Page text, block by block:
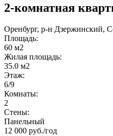
2-комнатная
Оренбург, р-н Дзержинский,
Площадь:
60 м2
Жилая площадь:
35.0 м2
Этаж:
6/9
Комнаты:
2
Стены:
Панельный
12 000 руб./год